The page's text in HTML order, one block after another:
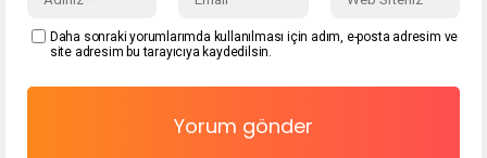
Daha sonraki yorumlarımda kullanılması için adım, e-posta adresim ve
site adresim bu tarayıcıya kaydedilsin.